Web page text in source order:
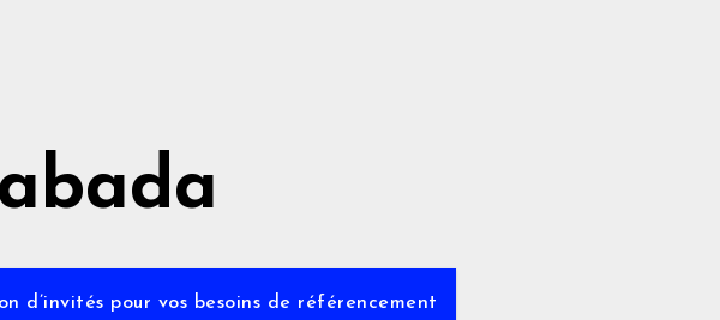
d’invités pour vos besoins de référencement